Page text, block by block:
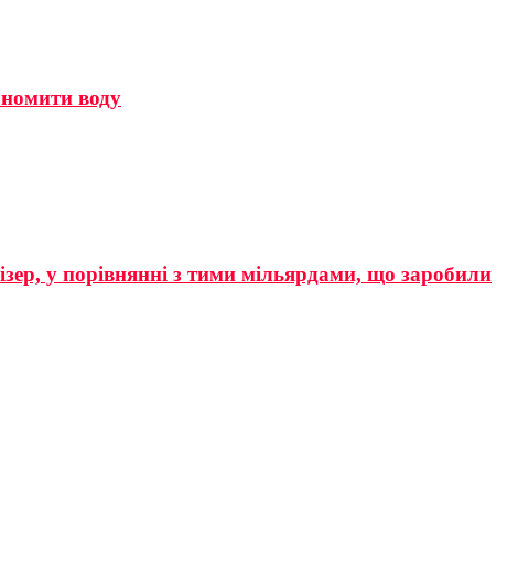
воду
у порівнянні з тими мільярдами, що заробили